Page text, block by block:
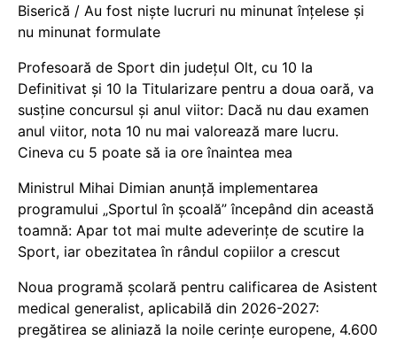
Biserică / Au fost niște lucruri nu minunat înțelese și
nu minunat formulate
Profesoară de Sport din județul Olt, cu 10 la
Definitivat și 10 la Titularizare pentru a doua oară, va
susține concursul și anul viitor: Dacă nu dau examen
anul viitor, nota 10 nu mai valorează mare lucru.
Cineva cu 5 poate să ia ore înaintea mea
Ministrul Mihai Dimian anunță implementarea
programului „Sportul în școală” începând din această
toamnă: Apar tot mai multe adeverințe de scutire la
Sport, iar obezitatea în rândul copiilor a crescut
Noua programă școlară pentru calificarea de Asistent
medical generalist, aplicabilă din 2026-2027:
pregătirea se aliniază la noile cerințe europene, 4.600